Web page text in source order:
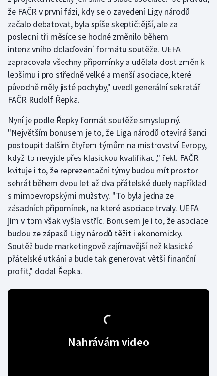
Stolní tenis
Triatlon
Veslování
Vodní slalom
Volejbal
Ostatní
že FAČR v první fázi, kdy se o zavedení Ligy národů
začalo debatovat, byla spíše skeptičtější, ale za
poslední tři měsíce se hodně změnilo během
intenzivního dolaďování formátu soutěže. UEFA
zapracovala všechny připomínky a udělala dost změn k
lepšímu i pro středně velké a menší asociace, které
původně měly jisté pochyby," uvedl generální sekretář
FAČR Rudolf Řepka.
Nyní je podle Řepky formát soutěže smysluplný.
"Největším bonusem je to, že Liga národů otevírá šanci
postoupit dalším čtyřem týmům na mistrovství Evropy,
když to nevyjde přes klasickou kvalifikaci," řekl. FAČR
kvituje i to, že reprezentační týmy budou mít prostor
sehrát během dvou let až dva přátelské duely například
s mimoevropskými mužstvy. "To byla jedna ze
zásadních připomínek, na které asociace trvaly. UEFA
jim v tom však vyšla vstříc. Bonusem je i to, že asociace
budou ze zápasů Ligy národů těžit i ekonomicky.
Soutěž bude marketingově zajímavější než klasické
přátelské utkání a bude tak generovat větší finanční
profit," dodal Řepka.
Nahrávám video